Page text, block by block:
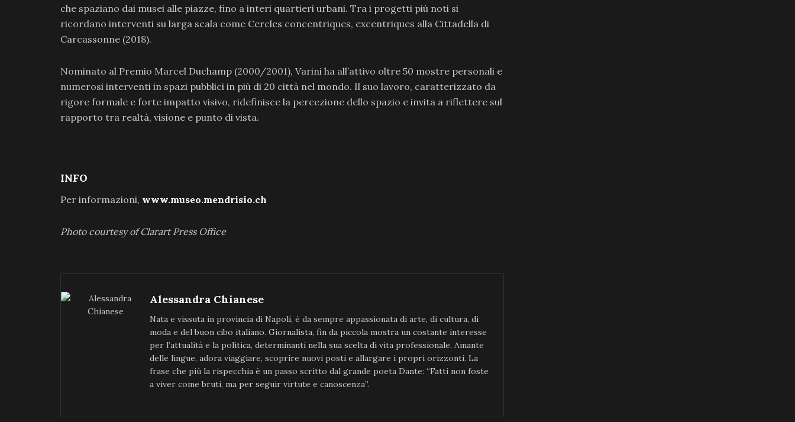
che spaziano dai musei alle piazze, fino a interi quartieri urbani. Tra i progetti più noti si
ricordano interventi su larga scala come Cercles concentriques, excentriques alla Cittadella di
Carcassonne (2018).
Nominato al Premio Marcel Duchamp (2000/2001), Varini ha all’attivo oltre 50 mostre personali e
numerosi interventi in spazi pubblici in più di 20 città nel mondo. Il suo lavoro, caratterizzato da
rigore formale e forte impatto visivo, ridefinisce la percezione dello spazio e invita a riflettere sul
rapporto tra realtà, visione e punto di vista.
INFO
Per informazioni, www.museo.mendrisio.ch
Photo courtesy of Clarart Press Office
Alessandra Chianese
Nata e vissuta in provincia di Napoli, è da sempre appassionata di arte, di cultura, di
moda e del buon cibo italiano. Giornalista, fin da piccola mostra un costante interesse
per l’attualità e la politica, determinanti nella sua scelta di vita professionale. Amante
delle lingue, adora viaggiare, scoprire nuovi posti e allargare i propri orizzonti. La
frase che più la rispecchia è un passo scritto dal grande poeta Dante: “Fatti non foste
a viver come bruti, ma per seguir virtute e canoscenza”.